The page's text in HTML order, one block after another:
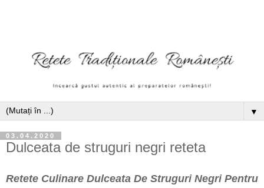
▼
03.04.2020
Dulceata de struguri negri reteta
Retete Culinare Dulceata De Struguri Negri Pentru